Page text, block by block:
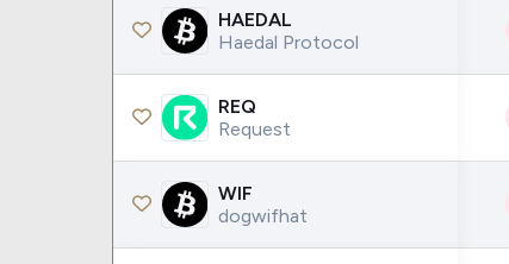
HAEDAL
Haedal Protocol
REQ
Request
WIF
dogwifhat